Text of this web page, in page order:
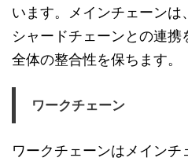
います。メインチェーン
シャードチェーンとの連
全体の整合性を保ちます。
ワークチェーン
ワークチェーンはメイン